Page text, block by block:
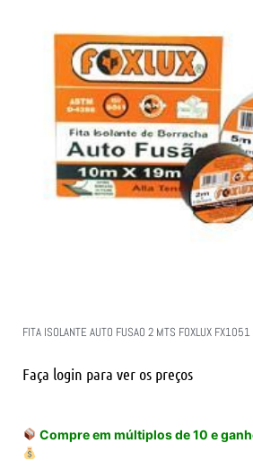
FITA ISOLANTE AUTO FUSAO 2 MTS FOXLUX FX1051
Faça login para ver os preços
Compre em múltiplos de 10 e